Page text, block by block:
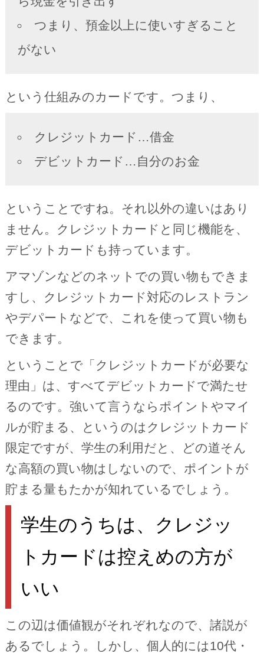
つまり、預金以上に使いすぎること
がない
という仕組みのカードです。つまり、
クレジットカード…借金
デビットカード…自分のお金
ということですね。それ以外の違いはあり
ません。クレジットカードと同じ機能を、
デビットカードも持っています。
アマゾンなどのネットでの買い物もできま
すし、クレジットカード対応のレストラン
やデパートなどで、これを使って買い物も
できます。
ということで「クレジットカードが必要な
理由」は、すべてデビットカードで満たせ
るのです。強いて言うならポイントやマイ
ルが貯まる、というのはクレジットカード
限定ですが、学生の利用だと、どの道そん
な高額の買い物はしないので、ポイントが
貯まる量もたかが知れているでしょう。
学生のうちは、クレジッ
トカードは控えめの方が
いい
この辺は価値観がそれぞれなので、諸説が
あるでしょう。しかし、個人的には10代・